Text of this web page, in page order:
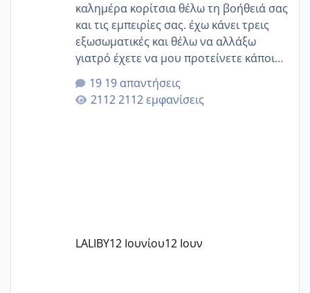
καλημέρα κορίτσια θέλω τη βοήθειά σας
και τις εμπειρίες σας. έχω κάνει τρεις
εξωσωματικές και θέλω να αλλάξω
γιατρό έχετε να μου προτείνετε κάποιον
που μείνατε ευχαριστημένες και είχατε
επιιτυχία? έκανα στο υγεία με τον
ζερβομανωλάκη (δεν το εψαξε καθόλου
19 απαντήσεις
2112 εμφανίσεις
LALIBY12 Ιουνίου12 Ιουν